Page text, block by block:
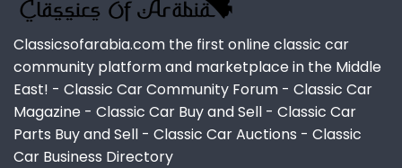
Classicsofarabia.com the first online classic car
community platform and marketplace in the Middle
East! - Classic Car Community Forum - Classic Car
Magazine - Classic Car Buy and Sell - Classic Car
Parts Buy and Sell - Classic Car Auctions - Classic
Car Business Directory